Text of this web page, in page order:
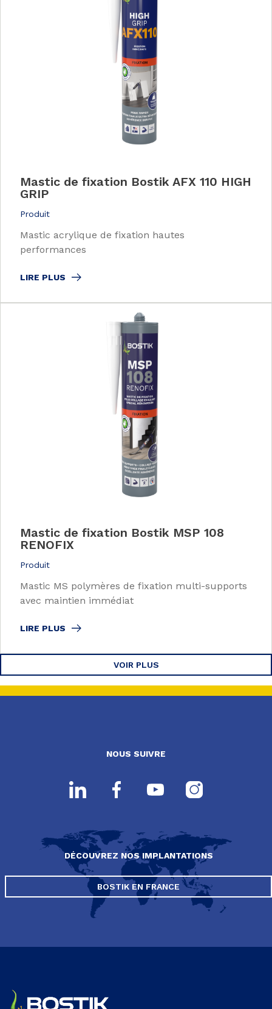
Mastic de fixation Bostik AFX 110 HIGH
GRIP
Produit
Mastic acrylique de fixation hautes
performances
LIRE PLUS
Mastic de fixation Bostik MSP 108
RENOFIX
Produit
Mastic MS polymères de fixation multi-supports
avec maintien immédiat
LIRE PLUS
VOIR PLUS
NOUS SUIVRE
DÉCOUVREZ NOS IMPLANTATIONS
BOSTIK EN FRANCE